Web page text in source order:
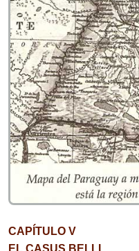
CAPÍTULO V